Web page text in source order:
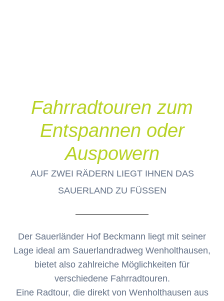
Fahrradtouren zum
Entspannen oder
Auspowern
AUF ZWEI RÄDERN LIEGT IHNEN DAS
SAUERLAND ZU FÜSSEN
Der Sauerländer Hof Beckmann liegt mit seiner
Lage ideal am Sauerlandradweg Wenholthausen,
bietet also zahlreiche Möglichkeiten für
verschiedene Fahrradtouren.
Eine Radtour, die direkt von Wenholthausen aus